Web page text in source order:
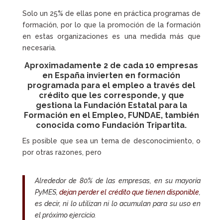
Solo un 25% de ellas pone en práctica programas de
formación, por lo que la promoción de la formación
en estas organizaciones es una medida más que
necesaria.
Aproximadamente 2 de cada 10 empresas
en España invierten en formación
programada para el empleo a través del
crédito que les corresponde, y que
gestiona la Fundación Estatal para la
Formación en el Empleo, FUNDAE, también
conocida como Fundación Tripartita.
Es posible que sea un tema de desconocimiento, o
por otras razones, pero
Alrededor de 80% de las empresas, en su mayoría
PyMES, dejan perder el crédito que tienen disponible
es decir, ni lo utilizan ni lo acumulan para su uso en
el próximo ejercicio.